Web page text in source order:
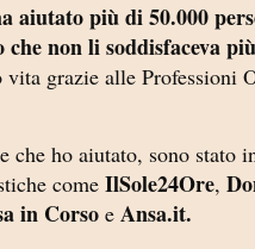
aiutato più di 50.000
che non li soddisfaceva più
grazie alle Professioni
che ho aiutato, sono stato
come IlSole24Ore,
in Corso e Ansa.it.